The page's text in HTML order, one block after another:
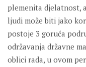
plemenita djelatnost,
ljudi može biti jako
postoje 3 goruća
održavanja državne
oblici rada, u ovom